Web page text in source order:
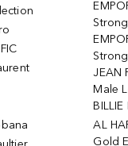
JEAN
Male
BILLIE
AL
Gold